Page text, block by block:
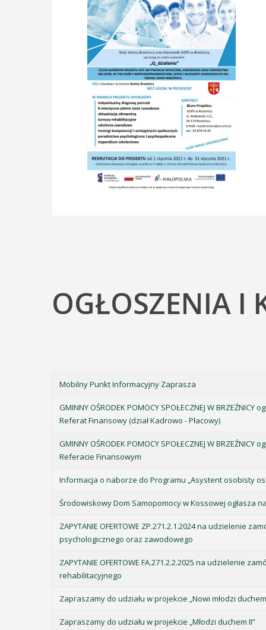
Klub Seniora -
Brzeźnica
Rozpoczął swoją działalność 1 stycznia 2021
i jest prowadzony przez Gminny Ośrodek
Pomocy Społecznej w Brzeźnicy, oferując
bezpłatne zajęcia kulturalne, rekreacyjne i
towarzyskie dla 15 osób po 60. roku życia. Klub
integruje seniorów poprzez zajęcia ruchowe,
warsztaty rozwoju pasji, działania
samopomocowe i wsparcie lokalnej społeczności.
OGŁOSZENIA I
Mobilny Punkt Informacyjny Zaprasza
GMINNY OŚRODEK POMOCY SPOŁECZNEJ W
Referat Finansowy (dział Kadrowo - Płacowy)
GMINNY OŚRODEK POMOCY SPOŁECZNEJ W
Referacie Finansowym
Informacja o naborze do Programu „Asystent osobisty
Środowiskowy Dom Samopomocy w Kossowej ogłasza
ZAPYTANIE OFERTOWE ZP.271.2.1.2024 na udzielenie
psychologicznego oraz zawodowego
ZAPYTANIE OFERTOWE FA.271.2.2.2025 na udzielenie
rehabilitacyjnego
Zapraszamy do udziału w projekcie „Nowi młodzi
Zapraszamy do udziału w projekcie „Młodzi duchem II”